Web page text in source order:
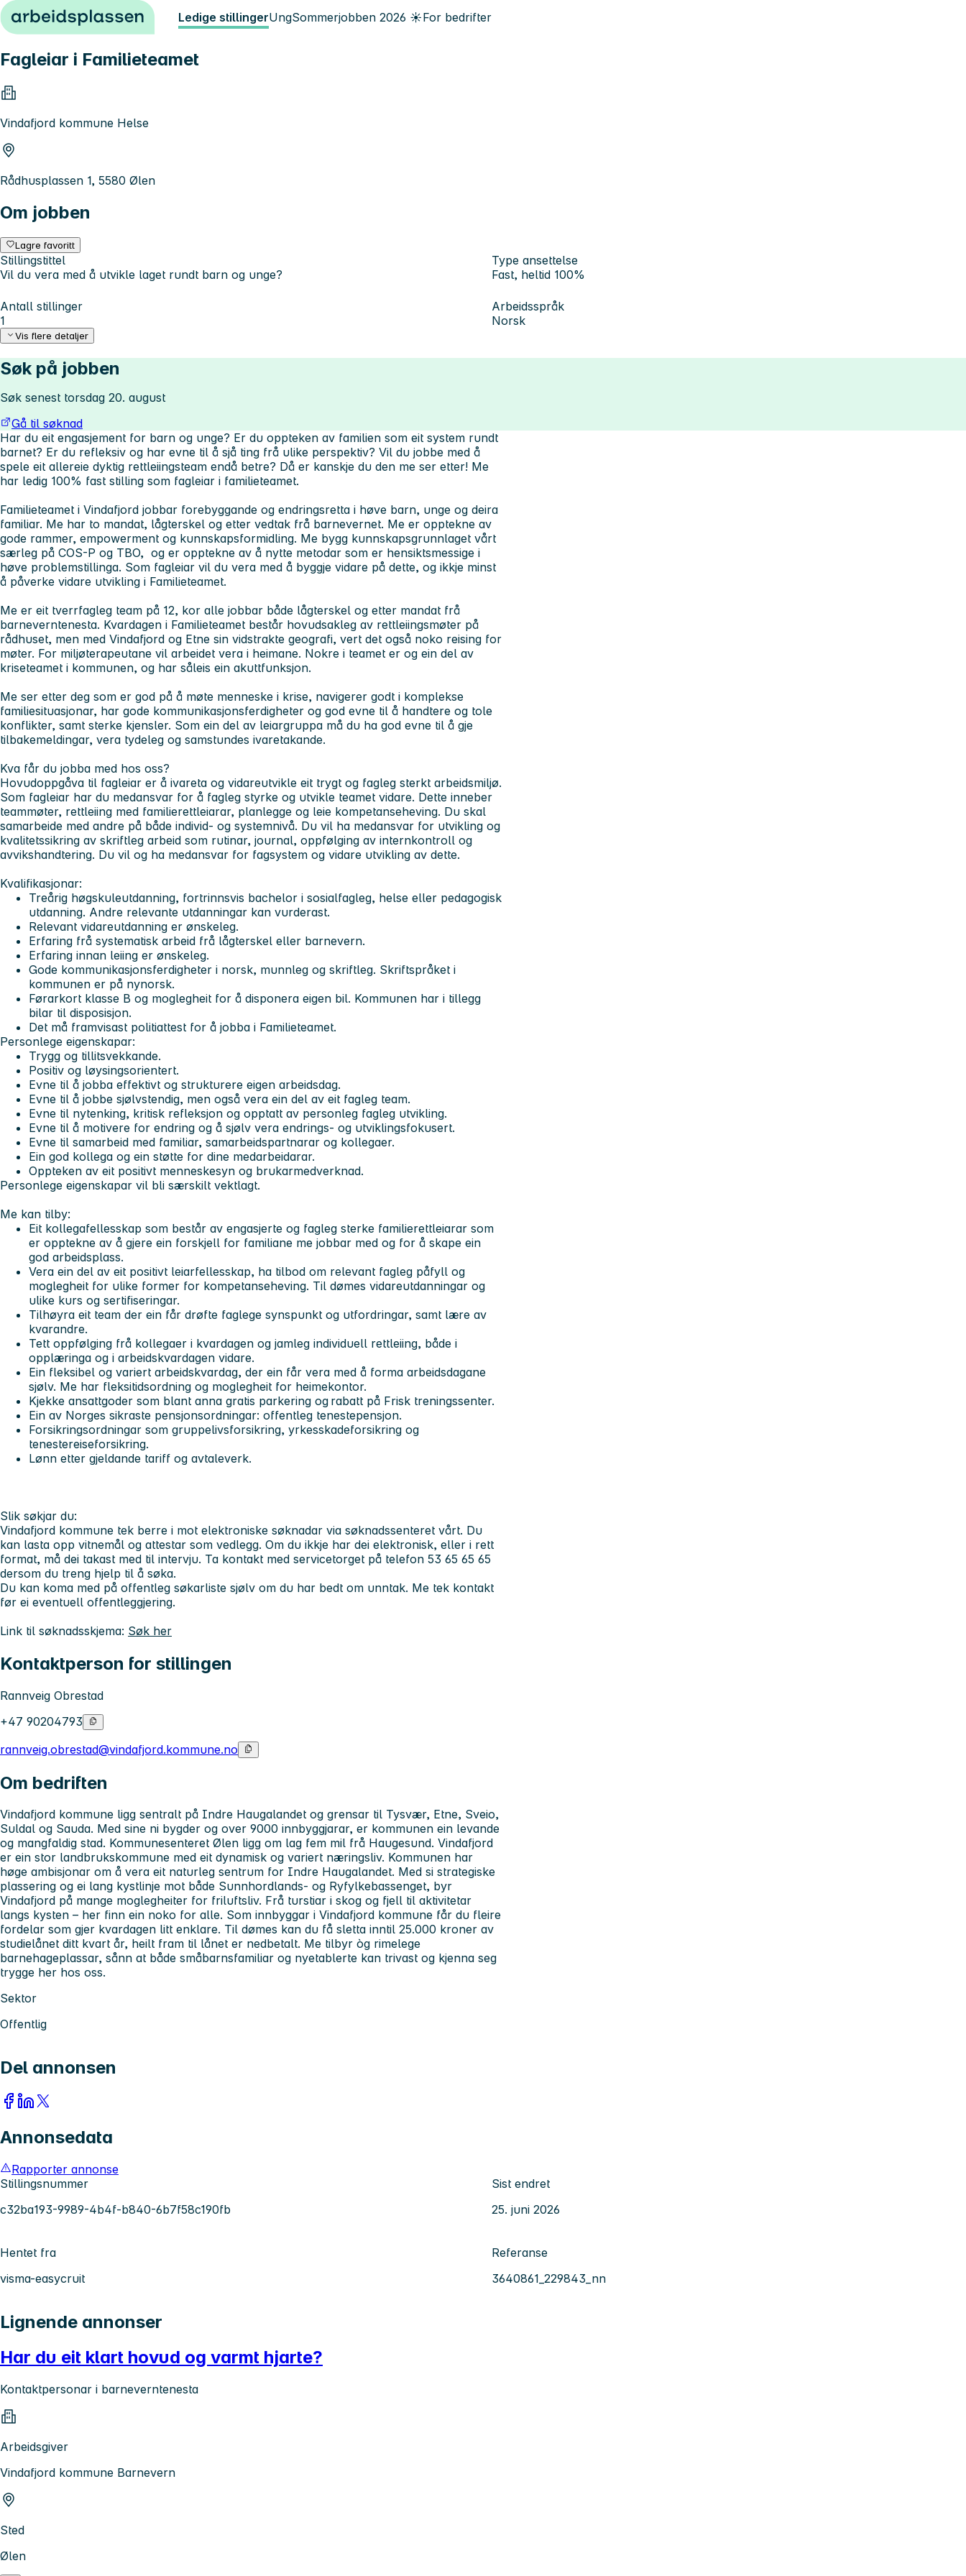
Hopp til innhold Ledige stillingerUngSommerjobben 2026 ☀️For bedrifter
Fagleiar i Familieteamet
Vindafjord kommune Helse
Rådhusplassen 1, 5580 Ølen
Om jobben
Lagre favoritt
Stillingstittel
Vil du vera med å utvikle laget rundt barn og unge?
Type ansettelse
Fast, heltid 100%
Antall stillinger
1
Arbeidsspråk
Norsk
Vis flere detaljer
Søk på jobben
Søk senest torsdag 20. august
Gå til søknad
Har du eit engasjement for barn og unge? Er du oppteken av familien som eit system rundt
barnet? Er du refleksiv og har evne til å sjå ting frå ulike perspektiv? Vil du jobbe med å
spele eit allereie dyktig rettleiingsteam endå betre? Då er kanskje du den me ser etter! Me
har ledig 100% fast stilling som fagleiar i familieteamet.
Familieteamet i Vindafjord jobbar forebyggande og endringsretta i høve barn, unge og deira
familiar. Me har to mandat, lågterskel og etter vedtak frå barnevernet. Me er opptekne av
gode rammer, empowerment og kunnskapsformidling. Me bygg kunnskapsgrunnlaget vårt
særleg på COS-P og TBO, og er opptekne av å nytte metodar som er hensiktsmessige i
høve problemstillinga. Som fagleiar vil du vera med å byggje vidare på dette, og ikkje minst
å påverke vidare utvikling i Familieteamet.
Me er eit tverrfagleg team på 12, kor alle jobbar både lågterskel og etter mandat frå
barneverntenesta. Kvardagen i Familieteamet består hovudsakleg av rettleiingsmøter på
rådhuset, men med Vindafjord og Etne sin vidstrakte geografi, vert det også noko reising for
møter. For miljøterapeutane vil arbeidet vera i heimane. Nokre i teamet er og ein del av
kriseteamet i kommunen, og har såleis ein akuttfunksjon.
Me ser etter deg som er god på å møte menneske i krise, navigerer godt i komplekse
familiesituasjonar, har gode kommunikasjonsferdigheter og god evne til å handtere og tole
konflikter, samt sterke kjensler. Som ein del av leiargruppa må du ha god evne til å gje
tilbakemeldingar, vera tydeleg og samstundes ivaretakande.
Kva får du jobba med hos oss?
Hovudoppgåva til fagleiar er å ivareta og vidareutvikle eit trygt og fagleg sterkt arbeidsmiljø.
Som fagleiar har du medansvar for å fagleg styrke og utvikle teamet vidare. Dette inneber
teammøter, rettleiing med familierettleiarar, planlegge og leie kompetanseheving. Du skal
samarbeide med andre på både individ- og systemnivå. Du vil ha medansvar for utvikling og
kvalitetssikring av skriftleg arbeid som rutinar, journal, oppfølging av internkontroll og
avvikshandtering. Du vil og ha medansvar for fagsystem og vidare utvikling av dette.
Kvalifikasjonar:
Treårig høgskuleutdanning, fortrinnsvis bachelor i sosialfagleg, helse eller pedagogisk
utdanning. Andre relevante utdanningar kan vurderast.
Relevant vidareutdanning er ønskeleg.
Erfaring frå systematisk arbeid frå lågterskel eller barnevern.
Erfaring innan leiing er ønskeleg.
Gode kommunikasjonsferdigheter i norsk, munnleg og skriftleg. Skriftspråket i
kommunen er på nynorsk.
Førarkort klasse B og moglegheit for å disponera eigen bil. Kommunen har i tillegg
bilar til disposisjon.
Det må framvisast politiattest for å jobba i Familieteamet.
Personlege eigenskapar:
Trygg og tillitsvekkande.
Positiv og løysingsorientert.
Evne til å jobba effektivt og strukturere eigen arbeidsdag.
Evne til å jobbe sjølvstendig, men også vera ein del av eit fagleg team.
Evne til nytenking, kritisk refleksjon og opptatt av personleg fagleg utvikling.
Evne til å motivere for endring og å sjølv vera endrings- og utviklingsfokusert.
Evne til samarbeid med familiar, samarbeidspartnarar og kollegaer.
Ein god kollega og ein støtte for dine medarbeidarar.
Oppteken av eit positivt menneskesyn og brukarmedverknad.
Personlege eigenskapar vil bli særskilt vektlagt.
Me kan tilby:
Eit kollegafellesskap som består av engasjerte og fagleg sterke familierettleiarar som
er opptekne av å gjere ein forskjell for familiane me jobbar med og for å skape ein
god arbeidsplass.
Vera ein del av eit positivt leiarfellesskap, ha tilbod om relevant fagleg påfyll og
moglegheit for ulike former for kompetanseheving. Til dømes vidareutdanningar og
ulike kurs og sertifiseringar.
Tilhøyra eit team der ein får drøfte faglege synspunkt og utfordringar, samt lære av
kvarandre.
Tett oppfølging frå kollegaer i kvardagen og jamleg individuell rettleiing, både i
opplæringa og i arbeidskvardagen vidare.
Ein fleksibel og variert arbeidskvardag, der ein får vera med å forma arbeidsdagane
sjølv. Me har fleksitidsordning og moglegheit for heimekontor.
Kjekke ansattgoder som blant anna gratis parkering og rabatt på Frisk treningssenter.
Ein av Norges sikraste pensjonsordningar: offentleg tenestepensjon.
Forsikringsordningar som gruppelivsforsikring, yrkesskadeforsikring og
tenestereiseforsikring.
Lønn etter gjeldande tariff og avtaleverk.
Slik søkjar du:
Vindafjord kommune tek berre i mot elektroniske søknadar via søknadssenteret vårt. Du
kan lasta opp vitnemål og attestar som vedlegg. Om du ikkje har dei elektronisk, eller i rett
format, må dei takast med til intervju. Ta kontakt med servicetorget på telefon 53 65 65 65
dersom du treng hjelp til å søka.
Du kan koma med på offentleg søkarliste sjølv om du har bedt om unntak. Me tek kontakt
før ei eventuell offentleggjering.
Link til søknadsskjema: Søk her
Kontaktperson for stillingen
Rannveig Obrestad
+47 90204793
rannveig.obrestad@vindafjord.kommune.no
Om bedriften
Vindafjord kommune ligg sentralt på Indre Haugalandet og grensar til Tysvær, Etne, Sveio,
Suldal og Sauda. Med sine ni bygder og over 9000 innbyggjarar, er kommunen ein levande
og mangfaldig stad. Kommunesenteret Ølen ligg om lag fem mil frå Haugesund. Vindafjord
er ein stor landbrukskommune med eit dynamisk og variert næringsliv. Kommunen har
høge ambisjonar om å vera eit naturleg sentrum for Indre Haugalandet. Med si strategiske
plassering og ei lang kystlinje mot både Sunnhordlands- og Ryfylkebassenget, byr
Vindafjord på mange moglegheiter for friluftsliv. Frå turstiar i skog og fjell til aktivitetar
langs kysten – her finn ein noko for alle. Som innbyggar i Vindafjord kommune får du fleire
fordelar som gjer kvardagen litt enklare. Til dømes kan du få sletta inntil 25.000 kroner av
studielånet ditt kvart år, heilt fram til lånet er nedbetalt. Me tilbyr òg rimelege
barnehageplassar, sånn at både småbarnsfamiliar og nyetablerte kan trivast og kjenna seg
trygge her hos oss.
Sektor
Offentlig
Del annonsen
Annonsedata
Rapporter annonse
Stillingsnummer
c32ba193-9989-4b4f-b840-6b7f58c190fb
Sist endret
25. juni 2026
Hentet fra
visma-easycruit
Referanse
3640861_229843_nn
Lignende annonser
Har du eit klart hovud og varmt hjarte?
Kontaktpersonar i barneverntenesta
Arbeidsgiver
Vindafjord kommune Barnevern
Sted
Ølen